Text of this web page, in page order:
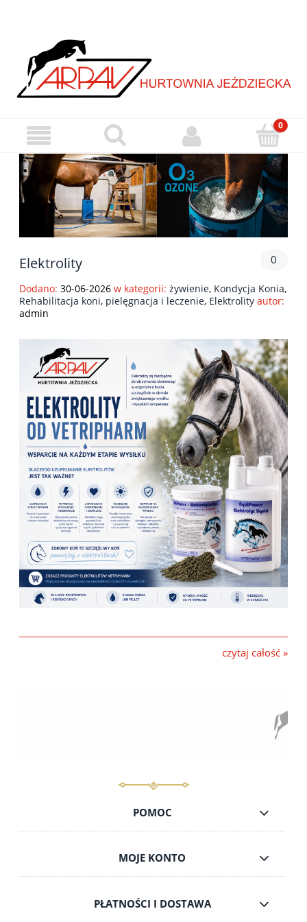
Elektrolity 0
Dodano: 30-06-2026 w kategorii: żywienie, Kondycja Konia,
Rehabilitacja koni, pielęgnacja i leczenie, Elektrolity autor:
admin
czytaj całość »
POMOC
MOJE KONTO
PŁATNOŚCI I DOSTAWA